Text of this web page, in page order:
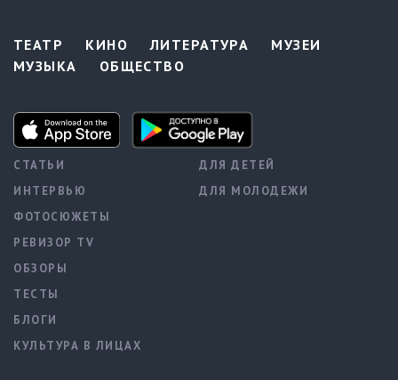
ТЕАТР КИНО ЛИТЕРАТУРА
МУЗЕИ
МУЗЫКА
ОБЩЕСТВО
СТАТЬИ
ИНТЕРВЬЮ
ФОТОСЮЖЕТЫ
РЕВИЗОР TV
ОБЗОРЫ
ТЕСТЫ
БЛОГИ
КУЛЬТУРА В ЛИЦАХ
ДЛЯ ДЕТЕЙ
ДЛЯ МОЛОДЕЖИ